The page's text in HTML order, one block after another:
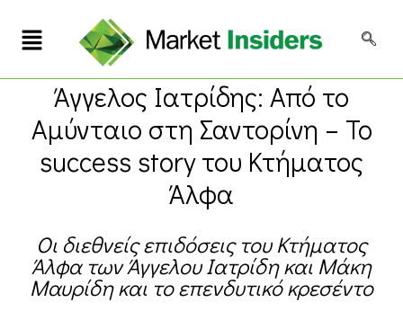
Άγγελος Ιατρίδης: Από το
Αμύνταιο στη Σαντορίνη – To
success story του Κτήματος
Άλφα
Οι διεθνείς επιδόσεις του Κτήματος
Άλφα των Άγγελου Ιατρίδη και Μάκη
Μαυρίδη και το επενδυτικό κρεσέντο